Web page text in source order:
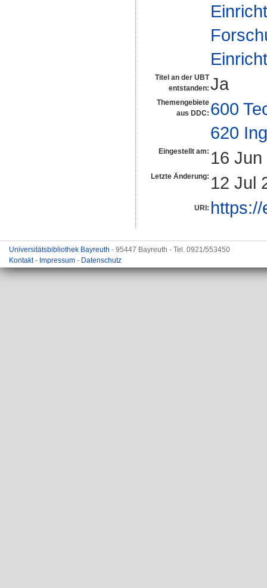
Titel an der UBT
entstanden: Ja
Themengebiete
aus DDC: 600
620
Eingestellt am: 16
Letzte Änderung: 12 Jul
URI:
Universitätsbibliothek Bayreuth - 95447 Bayreuth - Tel. 0921/553450
Kontakt- Impressum - Datenschutz